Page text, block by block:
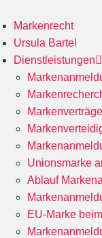
Markenrecht
Ursula Bartel
Dienstleistungen
Markenverträge
Unionsmarke
Ablauf
EU-Marke